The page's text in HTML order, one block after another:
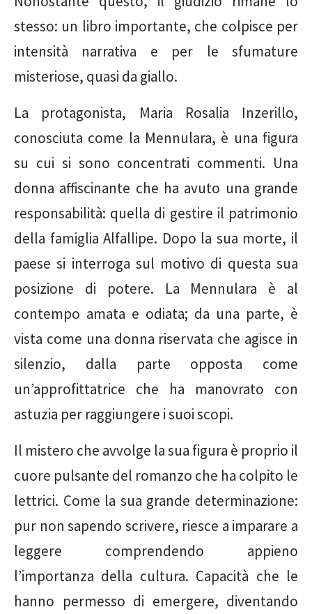
stesso: un libro importante, che colpisce per
intensità narrativa e per le sfumature
misteriose, quasi da giallo.
La protagonista, Maria Rosalia Inzerillo,
conosciuta come la Mennulara, è una figura
su cui si sono concentrati commenti. Una
donna affiscinante che ha avuto una grande
responsabilità: quella di gestire il patrimonio
della famiglia Alfallipe. Dopo la sua morte, il
paese si interroga sul motivo di questa sua
posizione di potere. La Mennulara è al
contempo amata e odiata; da una parte, è
vista come una donna riservata che agisce in
silenzio, dalla parte opposta come
un’approfittatrice che ha manovrato con
astuzia per raggiungere i suoi scopi.
Il mistero che avvolge la sua figura è proprio il
cuore pulsante del romanzo che ha colpito le
lettrici. Come la sua grande determinazione:
pur non sapendo scrivere, riesce a imparare a
leggere comprendendo appieno
l’importanza della cultura. Capacità che le
hanno permesso di emergere, diventando